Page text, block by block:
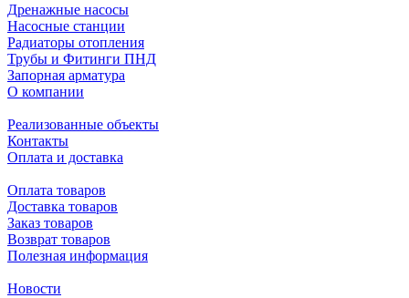
Материал рукоятки: Пластик [ABS]
Материал уплотнительных колец: Эластомер [EPDM]
Материал шпинделя: Латунь [CW614N]
Ремонтопригодность: Да
Средний ресурс, циклов: 12000
Срок службы, лет: 30
Дренажные насосы
Насосные станции
Радиаторы отопления
Трубы и Фитинги ПНД
Запорная арматура
О компании
Реализованные объекты
Контакты
Оплата и доставка
Оплата товаров
Доставка товаров
Заказ товаров
Возврат товаров
Полезная информация
Новости